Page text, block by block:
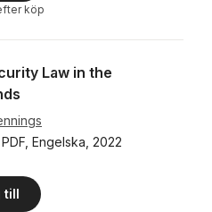
köp
Law in the
PDF Engelska 2022
till